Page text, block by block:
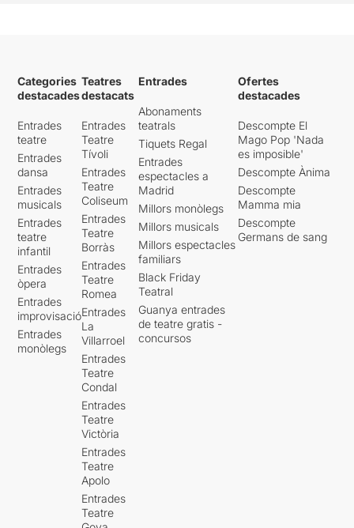
Categories
destacades
Entrades
teatre
Entrades
dansa
Entrades
musicals
Entrades
teatre
infantil
Entrades
òpera
Entrades
improvisació
Entrades
monòlegs
Teatres
destacats
Entrades
Teatre
Tívoli
Entrades
Teatre
Coliseum
Entrades
Teatre
Borràs
Entrades
Teatre
Romea
Entrades
La
Villarroel
Entrades
Teatre
Condal
Entrades
Teatre
Victòria
Entrades
Teatre
Apolo
Entrades
Teatre
Entrades
Abonaments
teatrals
Tiquets Regal
Entrades
espectacles a
Madrid
Millors monòlegs
Millors musicals
Millors espectacles
familiars
Black Friday
Teatral
Guanya entrades
de teatre gratis -
concursos
Ofertes
destacades
Descompte El
Mago Pop 'Nada
es imposible'
Descompte Ànima
Descompte
Mamma mia
Descompte
Germans de sang